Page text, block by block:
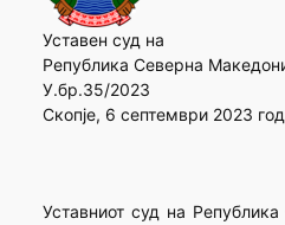
Уставен суд на
Република Северна
У.бр.35/2023
Скопје, 6 септември 2023
Уставниот суд на